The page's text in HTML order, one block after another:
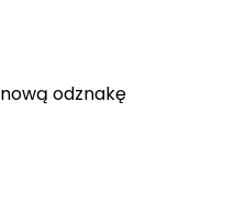
nową odznakę